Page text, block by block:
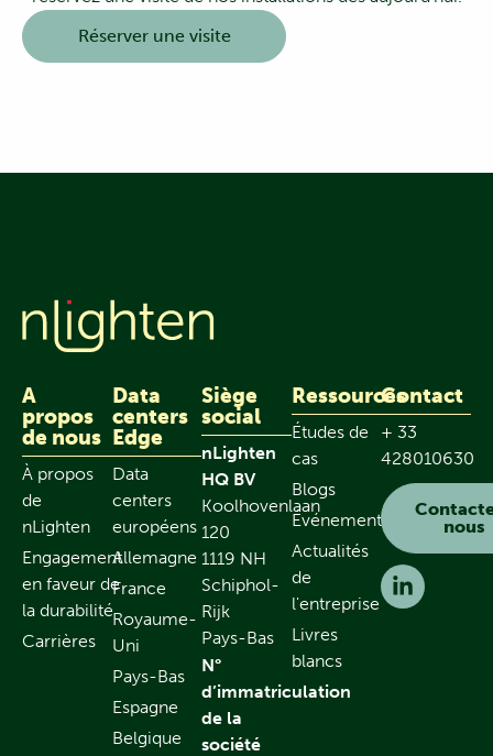
Réserver une visite
A
propos
de nous
À propos
de
nLighten
Engagement
en faveur de
la durabilité
Carrières
Data
centers
Edge
Data
centers
européens
Allemagne
France
Royaume-
Uni
Pays-Bas
Espagne
Belgique
Siège
social
nLighten
HQ BV
Koolhovenlaan
120
1119 NH
Schiphol-
Rijk
Pays-Bas
N°
d’immatriculation
de la
société
Ressources
Études de
cas
Blogs
Événements
Actualités
de
l'entreprise
Livres
blancs
Contact
+ 33
428010630
nous